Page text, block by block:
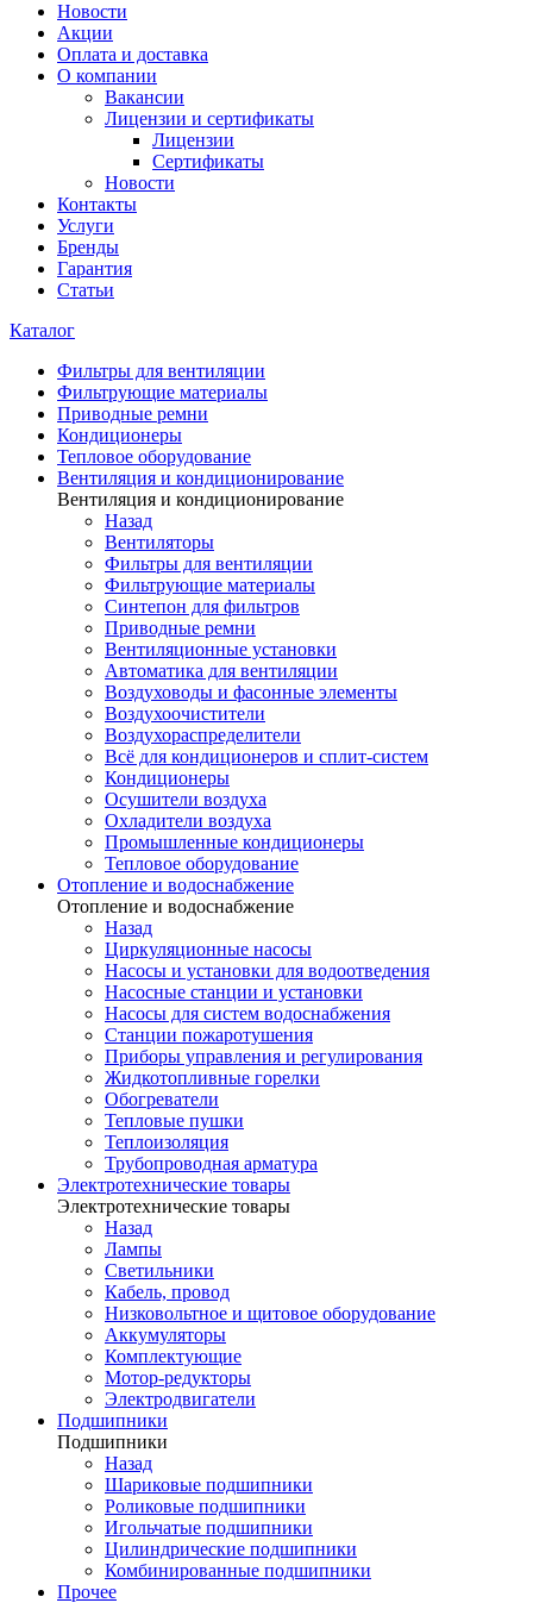
Новости
Акции
Оплата и доставка
О компании
Вакансии
Лицензии и сертификаты
Лицензии
Сертификаты
Новости
Контакты
Услуги
Бренды
Гарантия
Статьи
Каталог
Фильтры для вентиляции
Фильтрующие материалы
Приводные ремни
Кондиционеры
Тепловое оборудование
Вентиляция и кондиционирование
Вентиляция и кондиционирование
Назад
Вентиляторы
Фильтры для вентиляции
Фильтрующие материалы
Синтепон для фильтров
Приводные ремни
Вентиляционные установки
Автоматика для вентиляции
Воздуховоды и фасонные элементы
Воздухоочистители
Воздухораспределители
Всё для кондиционеров и сплит-систем
Кондиционеры
Осушители воздуха
Охладители воздуха
Промышленные кондиционеры
Тепловое оборудование
Отопление и водоснабжение
Отопление и водоснабжение
Назад
Циркуляционные насосы
Насосы и установки для водоотведения
Насосные станции и установки
Насосы для систем водоснабжения
Станции пожаротушения
Приборы управления и регулирования
Жидкотопливные горелки
Обогреватели
Тепловые пушки
Теплоизоляция
Трубопроводная арматура
Электротехнические товары
Электротехнические товары
Назад
Лампы
Светильники
Кабель, провод
Низковольтное и щитовое оборудование
Аккумуляторы
Комплектующие
Мотор-редукторы
Электродвигатели
Подшипники
Подшипники
Назад
Шариковые подшипники
Роликовые подшипники
Игольчатые подшипники
Цилиндрические подшипники
Комбинированные подшипники
Прочее